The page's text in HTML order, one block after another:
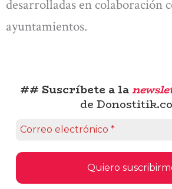
desarrolladas en colaboración
ayuntamientos.
## Suscríbete a la
de